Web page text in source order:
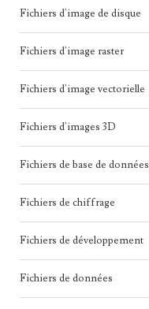
Fichiers d'image de disque
Fichiers d'image raster
Fichiers d'image vectorielle
Fichiers d'images 3D
Fichiers de base de données
Fichiers de chiffrage
Fichiers de développement
Fichiers de données